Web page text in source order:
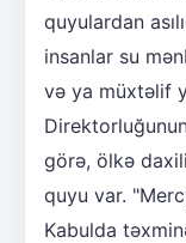
quyulardan
insanlar su
və ya müxtəlif
görə, ölkə
quyu var.
Kabulda